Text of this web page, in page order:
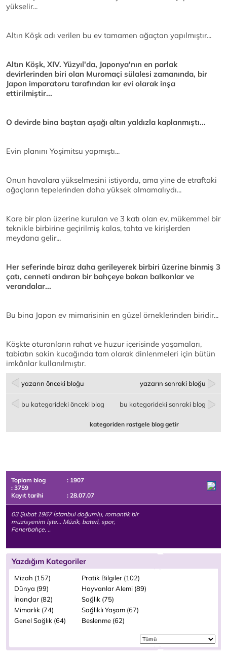
yükselir...
Altın Köşk adı verilen bu ev tamamen ağaçtan yapılmıştır...
Altın Köşk, XIV. Yüzyıl'da, Japonya'nın en parlak
devirlerinden biri olan Muromaçi sülalesi zamanında, bir
Japon imparatoru tarafından kır evi olarak inşa
ettirilmiştir...
O devirde bina baştan aşağı altın yaldızla kaplanmıştı...
Evin planını Yoşimitsu yapmıştı...
Onun havalara yükselmesini istiyordu, ama yine de etraftaki
ağaçların tepelerinden daha yüksek olmamalıydı...
Kare bir plan üzerine kurulan ve 3 katı olan ev, mükemmel bir
teknikle birbirine geçirilmiş kalas, tahta ve kirişlerden
meydana gelir...
Her seferinde biraz daha gerileyerek birbiri üzerine binmiş 3
çatı, cenneti andıran bir bahçeye bakan balkonlar ve
verandalar...
Bu bina Japon ev mimarisinin en güzel örneklerinden biridir...
Köşkte oturanların rahat ve huzur içerisinde yaşamaları,
tabiatın sakin kucağında tam olarak dinlenmeleri için bütün
imkânlar kullanılmıştır.
yazarın önceki bloğu yazarın sonraki bloğu
bu kategorideki önceki blog bu kategorideki sonraki blog
kategoriden rastgele blog getir
Toplam blog
: 1907
: 3759
Kayıt tarihi
: 28.07.07
03 Şubat 1967 İstanbul doğumlu, romantik bir
müzisyenim işte... Müzik, bateri, spor,
Fenerbahçe, ..
Yazdığım Kategoriler
Mizah (157)
Pratik Bilgiler (102)
Dünya (99)
Hayvanlar Alemi (89)
İnançlar (82)
Sağlık (75)
Mimarlık (74)
Sağlıklı Yaşam (67)
Genel Sağlık (64)
Beslenme (62)